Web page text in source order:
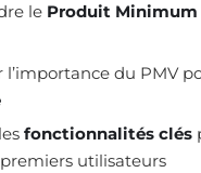
le Produit Minimum
l’importance du PMV
fonctionnalités clés
utilisateurs